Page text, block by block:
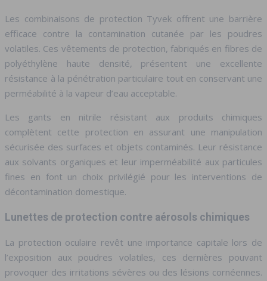
Les combinaisons de protection Tyvek offrent une barrière
efficace contre la contamination cutanée par les poudres
volatiles. Ces vêtements de protection, fabriqués en fibres de
polyéthylène haute densité, présentent une excellente
résistance à la pénétration particulaire tout en conservant une
perméabilité à la vapeur d’eau acceptable.
Les gants en nitrile résistant aux produits chimiques
complètent cette protection en assurant une manipulation
sécurisée des surfaces et objets contaminés. Leur résistance
aux solvants organiques et leur imperméabilité aux particules
fines en font un choix privilégié pour les interventions de
décontamination domestique.
Lunettes de protection contre aérosols chimiques
La protection oculaire revêt une importance capitale lors de
l’exposition aux poudres volatiles, ces dernières pouvant
provoquer des irritations sévères ou des lésions cornéennes.